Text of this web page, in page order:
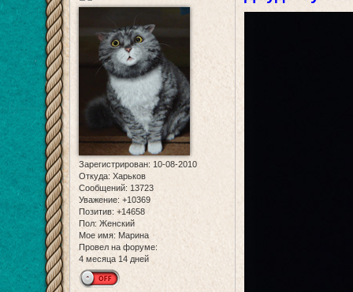
Зарегистрирован: 10-08-2010
Откуда: Харьков
Сообщений: 13723
Уважение: +10369
Позитив: +14658
Пол: Женский
Мое имя: Марина
Провел на форуме:
4 месяца 14 дней